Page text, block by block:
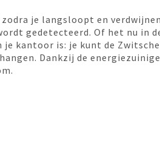
je langsloopt en
gedetecteerd. Of het nu in
kantoor is: je kunt de
Dankzij de